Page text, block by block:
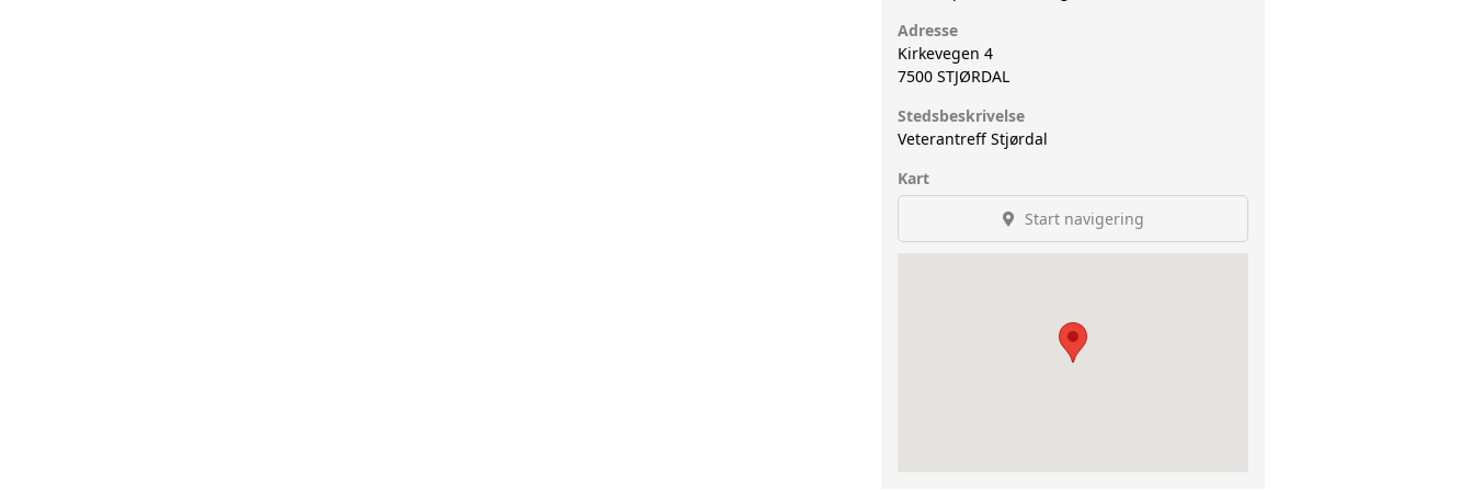
Adresse
Kirkevegen 4
7500 STJØRDAL
Stedsbeskrivelse
Veterantreff Stjørdal
Kart
Start navigering